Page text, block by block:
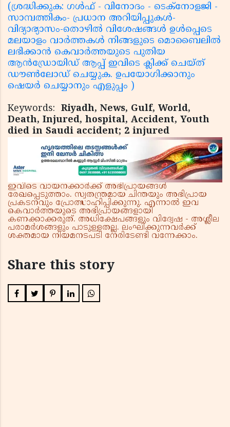
(ശ്രദ്ധിക്കുക: ഗൾഫ് - വിനോദം - ടെക്നോളജി -
സാമ്പത്തികം- പ്രധാന അറിയിപ്പുകൾ-
വിദ്യാഭ്യാസം-തൊഴിൽ വിശേഷങ്ങൾ ഉൾപ്പെടെ
മലയാളം വാർത്തകൾ നിങ്ങളുടെ മൊബൈലിൽ
ലഭിക്കാൻ കെവാർത്തയുടെ പുതിയ
ആൻഡ്രോയിഡ് ആപ്പ് ഇവിടെ ക്ലിക്ക് ചെയ്ത്
ഡൗൺലോഡ് ചെയ്യുക. ഉപയോഗിക്കാനും
ഷെയർ ചെയ്യാനും എളുപ്പം )
Keywords: Riyadh, News, Gulf, World,
Death, Injured, hospital, Accident, Youth
died in Saudi accident; 2 injured
ഇവിടെ വായനക്കാർക്ക് അഭിപ്രായങ്ങൾ
രേഖപ്പെടുത്താം. സ്വതന്ത്രമായ ചിന്തയും അഭിപ്രായ
പ്രകടനവും പ്രോത്സാഹിപ്പിക്കുന്നു. എന്നാൽ ഇവ
കെവാർത്തയുടെ അഭിപ്രായങ്ങളായി
കണക്കാക്കരുത്. അധിക്ഷേപങ്ങളും വിദ്വേഷ - അശ്ലീല
പരാമർശങ്ങളും പാടുള്ളതല്ല. ലംഘിക്കുന്നവർക്ക്
ശക്തമായ നിയമനടപടി നേരിടേണ്ടി വന്നേക്കാം.
Share this story